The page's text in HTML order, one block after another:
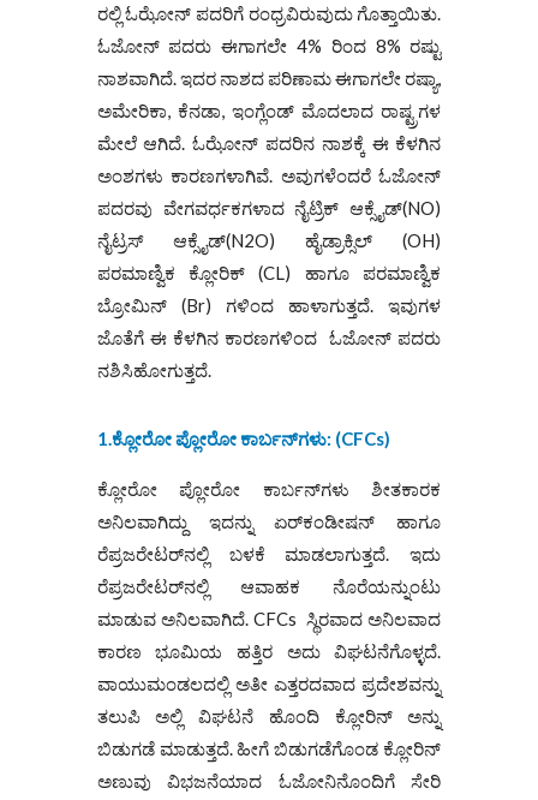
ರಲ್ಲಿ ಓಝೋನ್ ಪದರಿಗೆ ರಂಧ್ರವಿರುವುದು ಗೊತ್ತಾಯಿತು.
ಓಜೋನ್ ಪದರು ಈಗಾಗಲೇ 4% ರಿಂದ 8% ರಷ್ಟು
ನಾಶವಾಗಿದೆ. ಇದರ ನಾಶದ ಪರಿಣಾಮ ಈಗಾಗಲೇ ರಷ್ಯಾ,
ಅಮೇರಿಕಾ, ಕೆನಡಾ, ಇಂಗ್ಲೆಂಡ್ ಮೊದಲಾದ ರಾಷ್ಟ್ರಗಳ
ಮೇಲೆ ಆಗಿದೆ. ಓಝೋನ್ ಪದರಿನ ನಾಶಕ್ಕೆ ಈ ಕೆಳಗಿನ
ಅಂಶಗಳು ಕಾರಣಗಳಾಗಿವೆ. ಅವುಗಳೆಂದರೆ ಓಜೋನ್
ಪದರವು ವೇಗವರ್ಧಕಗಳಾದ ನೈಟ್ರಿಕ್ ಆಕ್ಸೈಡ್(NO)
ನೈಟ್ರಸ್ ಆಕ್ಸೈಡ್(N2O) ಹೈಡ್ರಾಕ್ಸಿಲ್‌ (OH)
ಪರಮಾಣ್ವಿಕ ಕ್ಲೋರಿಕ್ (CL) ಹಾಗೂ ಪರಮಾಣ್ವಿಕ
ಬ್ರೋಮಿನ್ (Br) ಗಳಿಂದ ಹಾಳಾಗುತ್ತದೆ. ಇವುಗಳ
ಜೊತೆಗೆ ಈ ಕೆಳಗಿನ ಕಾರಣಗಳಿಂದ ಓಜೋನ್ ಪದರು
ನಶಿಸಿಹೋಗುತ್ತದೆ.
1.ಕ್ಲೋರೋ ಪ್ಲೋರೋ ಕಾರ್ಬನ್‌ಗಳು: (CFCs)
ಕ್ಲೋರೋ ಪ್ಲೋರೋ ಕಾರ್ಬನ್‌ಗಳು ಶೀತಕಾರಕ
ಅನಿಲವಾಗಿದ್ದು ಇದನ್ನು ಏರ್‌ಕಂಡೀಷನ್‌ ಹಾಗೂ
ರೆಪ್ರಜರೇಟರ್‌ನಲ್ಲಿ ಬಳಕೆ ಮಾಡಲಾಗುತ್ತದೆ. ಇದು
ರೆಪ್ರಜರೇಟರ್‌ನಲ್ಲಿ ಆವಾಹಕ ನೊರೆಯನ್ನುಂಟು
ಮಾಡುವ ಅನಿಲವಾಗಿದೆ. CFCs ಸ್ಥಿರವಾದ ಅನಿಲವಾದ
ಕಾರಣ ಭೂಮಿಯ ಹತ್ತಿರ ಅದು ವಿಘಟನೆಗೊಳ್ಳದೆ.
ವಾಯುಮಂಡಲದಲ್ಲಿ ಅತೀ ಎತ್ತರದವಾದ ಪ್ರದೇಶವನ್ನು
ತಲುಪಿ ಅಲ್ಲಿ ವಿಘಟನೆ ಹೊಂದಿ ಕ್ಲೋರಿನ್ ಅನ್ನು
ಬಿಡುಗಡೆ ಮಾಡುತ್ತದೆ. ಹೀಗೆ ಬಿಡುಗಡೆಗೊಂಡ ಕ್ಲೋರಿನ್
ಅಣುವು ವಿಭಜನೆಯಾದ ಓಜೋನಿನೊಂದಿಗೆ ಸೇರಿ